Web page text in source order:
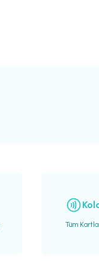
Tüm